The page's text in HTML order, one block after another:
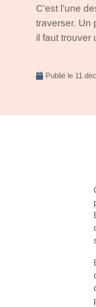
C’est l’une
traverser. Un
il faut trouver
Publié le 11